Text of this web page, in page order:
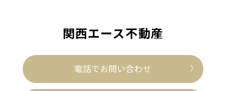
関西エース不動産
電話でお問い合わせ